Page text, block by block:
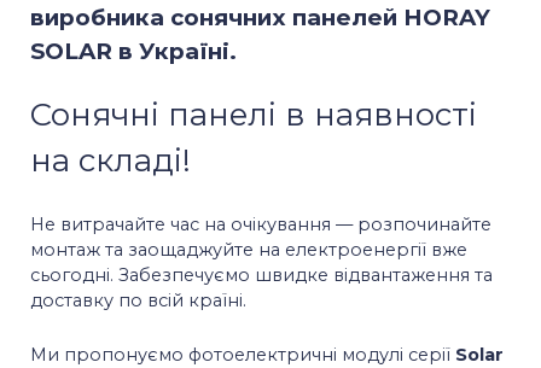
виробника сонячних панелей HORAY
SOLAR в Україні.
Сонячні панелі в наявності
на складі!
Не витрачайте час на очікування — розпочинайте
монтаж та заощаджуйте на електроенергії вже
сьогодні. Забезпечуємо швидке відвантаження та
доставку по всій країні.
Ми пропонуємо фотоелектричні модулі серії Solar